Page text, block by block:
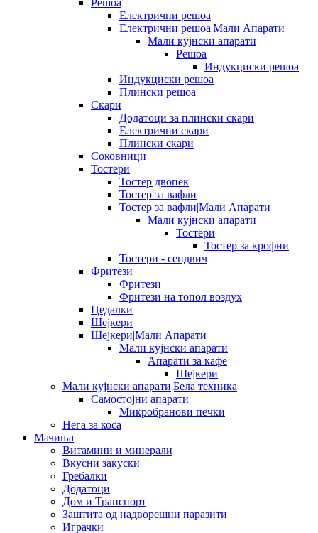
Електрични решоа
Електрични решоа|Мали Апарати
Мали кујнски апарати
Решоа
Индукциски решоа
Индукциски решоа
Плински решоа
Скари
Додатоци за плински скари
Електрични скари
Плински скари
Соковници
Тостери
Тостер двопек
Тостер за вафли
Тостер за вафли|Мали Апарати
Мали кујнски апарати
Тостери
Тостер за крофни
Тостери - сендвич
Фритези
Фритези
Фритези на топол воздух
Цедалки
Шејкери
Шејкери|Мали Апарати
Мали кујнски апарати
Апарати за кафе
Шејкери
Мали кујнски апарати|Бела техника
Самостојни апарати
Микробранови печки
Нега за коса
Мачиња
Витамини и минерали
Вкусни закуски
Гребалки
Додатоци
Дом и Транспорт
Заштита од надворешни паразити
Играчки